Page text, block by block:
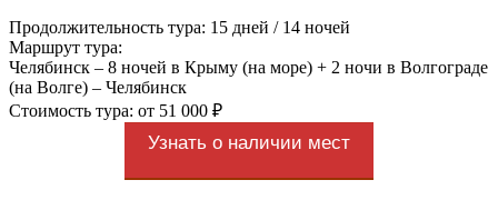
Продолжительность тура: 15 дней / 14 ночей
Маршрут тура:
Челябинск – 8 ночей в Крыму (на море) + 2 ночи в Волгограде
(на Волге) – Челябинск
Стоимость тура: от 51 000 ₽
Узнать о наличии мест